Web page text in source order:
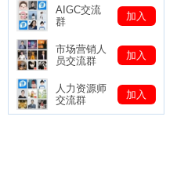
AIGC交流
群
加入
市场营销人
员交流群
加入
人力资源师
交流群
加入